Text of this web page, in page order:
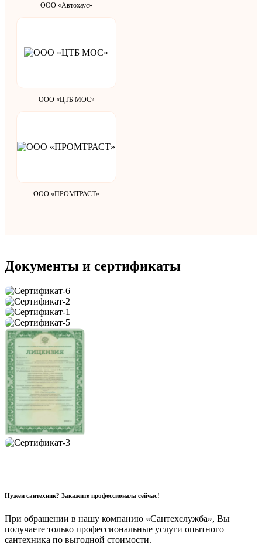
ООО «Автохаус»
ООО «ЦТБ МОС»
ООО «ПРОМТРАСТ»
Документы и сертификаты
Нужен сантехник? Закажите профессионала сейчас!
При обращении в нашу компанию «Сантехслужба», Вы
получаете только профессиональные услуги опытного
сантехника по выгодной стоимости.